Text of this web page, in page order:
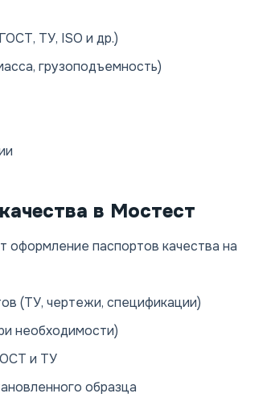
ТУ, ISO и др.)
грузоподъемность)
в Мостест
паспортов качества на
(ТУ, чертежи, спецификации)
необходимости)
и ТУ
образца